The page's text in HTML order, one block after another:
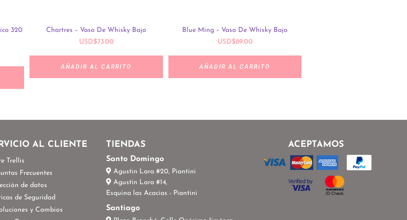
320
Chartres – Vaso De Whisky Bajo
USD$73.00
AÑADIR AL CARRITO
Blue Ming – Vaso De Whisky Bajo
USD$89.00
AÑADIR AL CARRITO
AL CLIENTE
Trellis
Frecuentes
de datos
de Seguridad
y Cambios
TIENDAS
Santo Domingo
Agustin Lara #20, Piantini
Agustín Lara #14,
Esquina las Acacias - Piantini
Santiago
ACEPTAMOS